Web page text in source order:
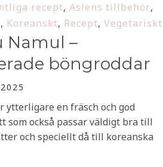
recept, Asiens tillbehör,
, Koreanskt, Recept, Vegetariskt
Namul –
böngroddar
ytterligare en fräsch och god
som också passar väldigt bra till
och speciellt då till koreanska